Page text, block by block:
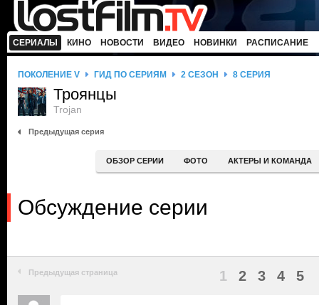
СЕРИАЛЫ КИНО НОВОСТИ ВИДЕО НОВИНКИ РАСПИСАНИЕ
ПОКОЛЕНИЕ V ГИД ПО СЕРИЯМ 2 СЕЗОН 8 СЕРИЯ
Троянцы
Trojan
Предыдущая серия
ОБЗОР СЕРИИ ФОТО АКТЕРЫ И КОМАНДА
Обсуждение серии
Предыдущая страница 1 2 3 4 5